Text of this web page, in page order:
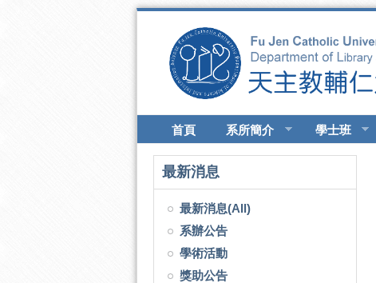
首頁 系所簡介 學士班
最新消息
最新消息(All)
系辦公告
學術活動
獎助公告